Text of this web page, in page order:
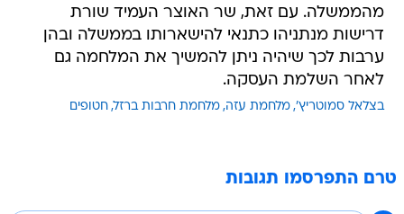
מהממשלה. עם זאת, שר האוצר העמיד שורת
דרישות מנתניהו כתנאי להישארותו בממשלה ובהן
ערבות לכך שיהיה ניתן להמשיך את המלחמה גם
לאחר השלמת העסקה.
בצלאל סמוטריץ' מלחמת עזה מלחמת חרבות ברזל חטופים
טרם התפרסמו תגובות